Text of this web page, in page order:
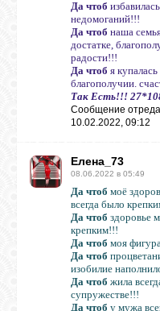
Да чтоб
недомоганий!!!
Да чтоб наша
достатке,
радости!!!
Да чтоб я
благополучии.
Так Есть!!!
Сообщение
10.02.2022, 09:12
Елена_73
08.06.2022 в 05:49
Да чтоб моё
всегда было
Да чтоб здоровье
крепким!!!
Да чтоб моя
Да чтоб
изобилие
Да чтоб жила
супружестве!!!
Да чтоб у мужа